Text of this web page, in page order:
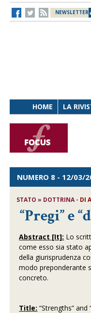
NEWSLETTER
HOME LA
NUMERO 8 - 12/03/
STATO » DOTTRINA - DI
“Pregi” e
Abstract [It]: Lo
come esso sia stato
della giurisprudenza
modo preponderante
concreto.
Title: “Strengths”